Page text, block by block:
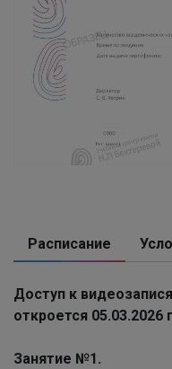
Расписание
Доступ к
откроется 05.03.2026
Занятие №1.